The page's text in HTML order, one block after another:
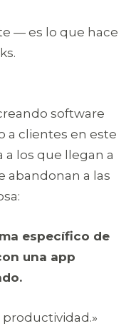
— es lo que hace
software
a clientes en este
los que llegan a
abandonan a las
específico de
una app
productividad.»